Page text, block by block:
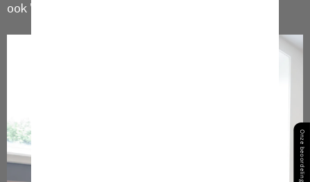
ook ’s avonds voor een exclusieve uitstraling.